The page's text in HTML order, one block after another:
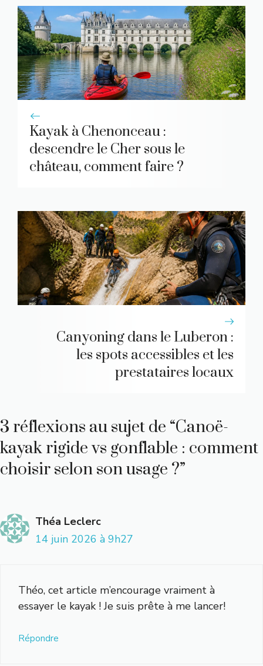
Kayak à Chenonceau :
descendre le Cher sous le
château, comment faire ?
Canyoning dans le Luberon :
les spots accessibles et les
prestataires locaux
3 réflexions au sujet de “Canoë-
kayak rigide vs gonflable : comment
choisir selon son usage ?”
Théa Leclerc
14 juin 2026 à 9h27
Théo, cet article m’encourage vraiment à
essayer le kayak ! Je suis prête à me lancer!
Répondre